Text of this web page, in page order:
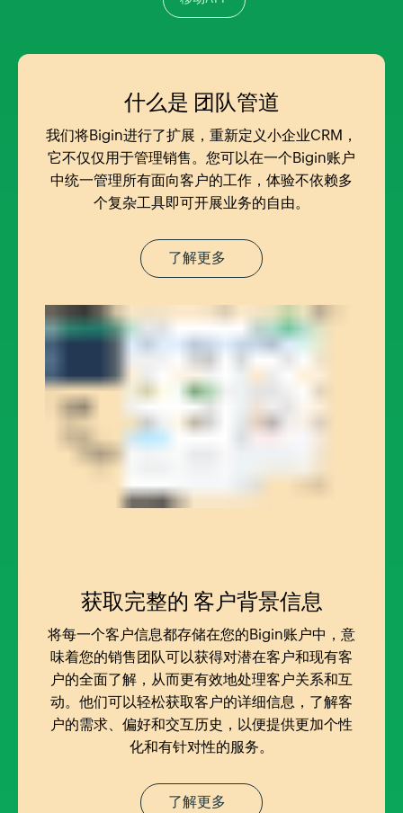
什么是 团队管道
我们将Bigin进行了扩展，重新定义小企业CRM，
它不仅仅用于管理销售。您可以在一个Bigin账户
中统一管理所有面向客户的工作，体验不依赖多
个复杂工具即可开展业务的自由。
了解更多
获取完整的 客户背景信息
将每一个客户信息都存储在您的Bigin账户中，意
味着您的销售团队可以获得对潜在客户和现有客
户的全面了解，从而更有效地处理客户关系和互
动。他们可以轻松获取客户的详细信息，了解客
户的需求、偏好和交互历史，以便提供更加个性
化和有针对性的服务。
了解更多